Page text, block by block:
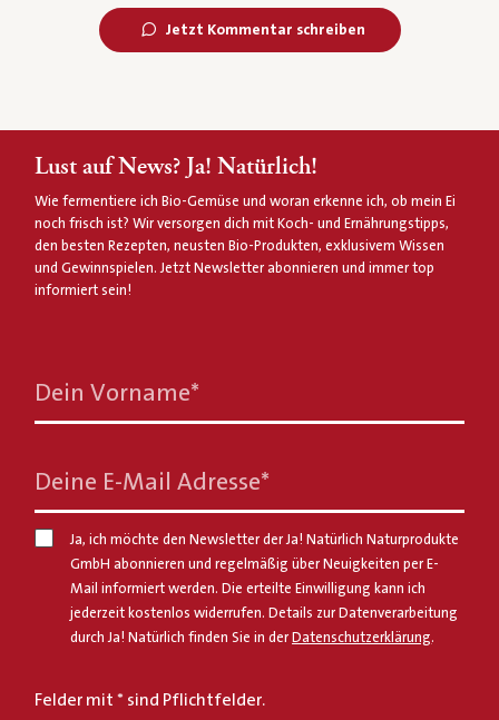
Jetzt Kommentar schreiben
Lust auf News? Ja! Natürlich!
Wie fermentiere ich Bio-Gemüse und woran erkenne ich, ob mein Ei
noch frisch ist? Wir versorgen dich mit Koch- und Ernährungstipps,
den besten Rezepten, neusten Bio-Produkten, exklusivem Wissen
und Gewinnspielen. Jetzt Newsletter abonnieren und immer top
informiert sein!
Dein Vorname*
Deine E-Mail Adresse*
Ja, ich möchte den Newsletter der Ja! Natürlich Naturprodukte
GmbH abonnieren und regelmäßig über Neuigkeiten per E-
Mail informiert werden. Die erteilte Einwilligung kann ich
jederzeit kostenlos widerrufen. Details zur Datenverarbeitung
durch Ja! Natürlich finden Sie in der Datenschutzerklärung.
Felder mit * sind Pflichtfelder.